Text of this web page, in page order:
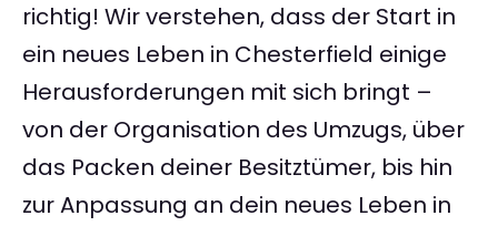
richtig! Wir verstehen, dass der Start in
ein neues Leben in Chesterfield einige
Herausforderungen mit sich bringt –
von der Organisation des Umzugs, über
das Packen deiner Besitztümer, bis hin
zur Anpassung an dein neues Leben in